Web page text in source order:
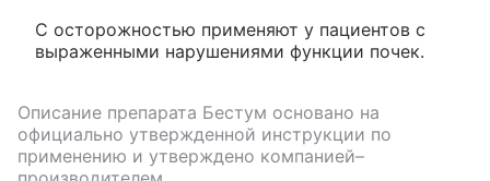
С осторожностью применяют у пациентов с
выраженными нарушениями функции почек.
Описание препарата Бестум основано на
официально утвержденной инструкции по
применению и утверждено компанией–